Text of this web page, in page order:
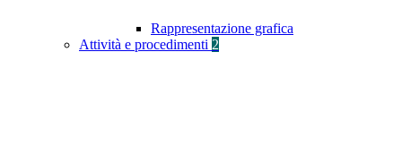
Rappresentazione grafica
Attività e procedimenti 2